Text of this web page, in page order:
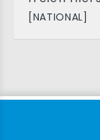
[NATIONAL]